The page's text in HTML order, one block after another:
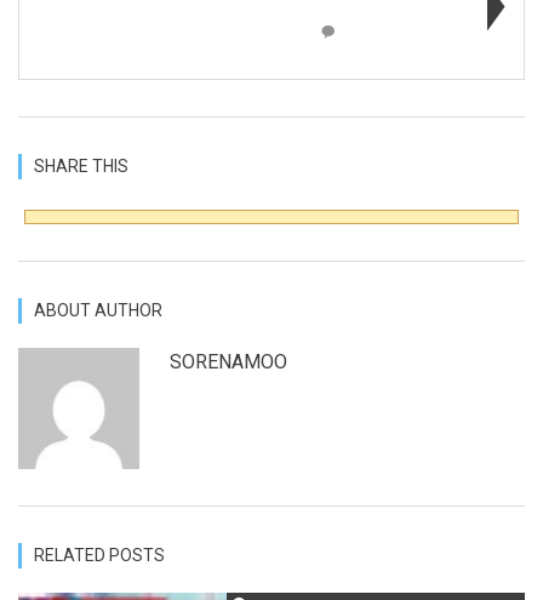
SHARE THIS
ABOUT AUTHOR
SORENAMOO
RELATED POSTS